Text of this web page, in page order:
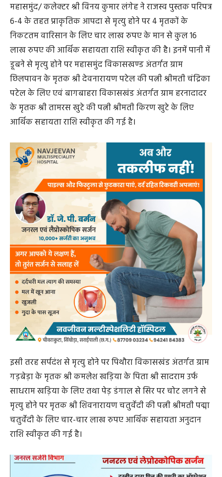
महासमुंद/ कलेक्टर श्री विनय कुमार लंगेह ने राजस्व पुस्तक परिपत्र
6-4 के तहत प्राकृतिक आपदा से मृत्यु होने पर 4 मृतकों के
निकटतम वारिसान के लिए चार लाख रुपए के मान से कुल 16
लाख रुपए की आर्थिक सहायता राशि स्वीकृत की है। इनमें पानी में
डूबने से मृत्यु होने पर महासमुंद विकासखण्ड अंतर्गत ग्राम
छिलपावन के मृतक श्री देवनारायण पटेल की पत्नी श्रीमती चंद्रिका
पटेल के लिए एवं बागबाहरा विकासखंड अंतर्गत ग्राम हरनादादर
के मृतक श्री तामरस खुटे की पत्नी श्रीमती किरण खुटे के लिए
आर्थिक सहायता राशि स्वीकृत की गई है।
इसी तरह सर्पदंश से मृत्यु होने पर पिथौरा विकासखंड अंतर्गत ग्राम
गड़बेड़ा के मृतक श्री कमलेश खड़िया के पिता श्री सादराम उर्फ
साधराम खड़िया के लिए तथा पेड़ डंगाल से सिर पर चोट लगने से
मृत्यु होने पर मृतक श्री शिवनारायण चतुर्वेदी की पत्नी श्रीमती पद्मा
चतुर्वेदी के लिए चार-चार लाख रुपए आर्थिक सहायता अनुदान
राशि स्वीकृत की गई है।